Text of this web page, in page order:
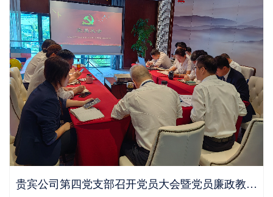
贵宾公司第四党支部召开党员大会暨党员廉政教育活动